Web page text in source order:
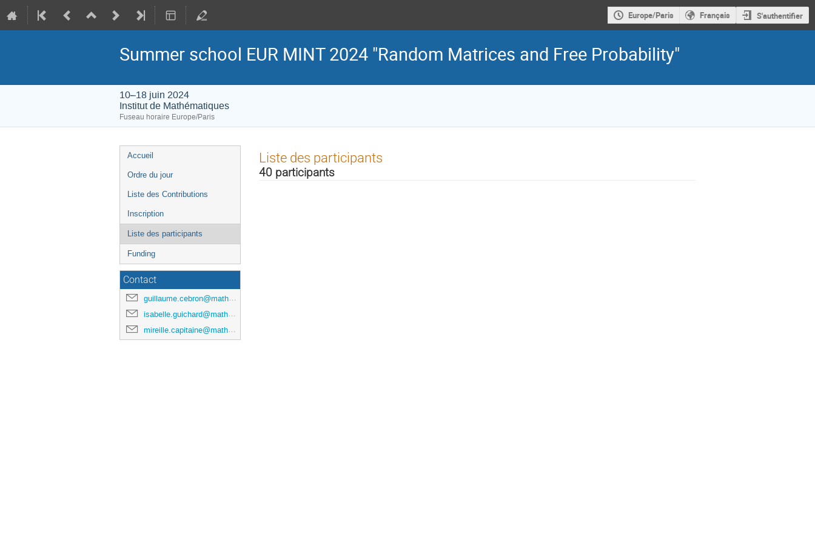
Europe/Paris Français S'authentifier
Summer school EUR MINT 2024 "Random Matrices and Free Probability"
10–18 juin 2024
Institut de Mathématiques
Fuseau horaire Europe/Paris
Menu
de
Accueil
Ordre du jour
Liste des Contributions
Inscription
Liste des participants
Funding
Contact
guillaume.cebron@math.univ-toulouse.fr
isabelle.guichard@math.univ-toulouse.fr
mireille.capitaine@math.univ-toulouse.fr
Liste des participants
40 participants